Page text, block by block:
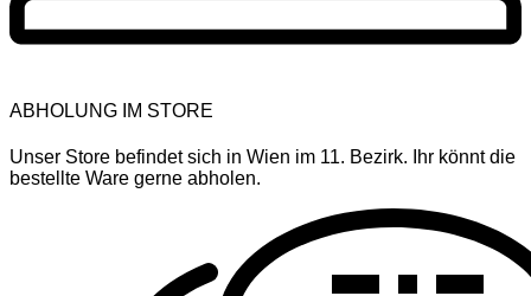
ABHOLUNG IM STORE
Unser Store befindet sich in Wien im 11. Bezirk. Ihr könnt die
bestellte Ware gerne abholen.